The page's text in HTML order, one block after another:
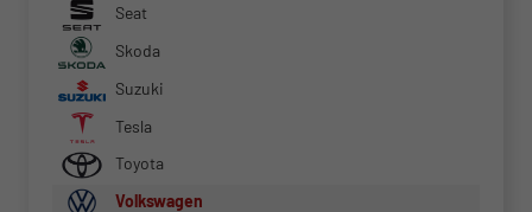
Seat
Skoda
Suzuki
Tesla
Toyota
Volkswagen